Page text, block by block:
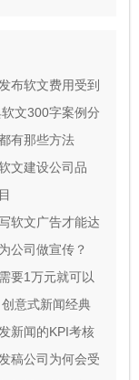
布软文费用受到
文300字案例分
有那些方法
文建设公司品
软文广告才能达
公司做宣传？
要1万元就可以
广告
意式新闻经典
新闻的KPI考核
稿公司为何会受